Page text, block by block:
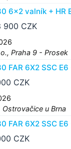
6x2 valník + HR
900 CZK
Praha 9 - Prosek
FAR 6X2 SSC E6
CZK
Ostrovačice u Brna
FAR 6X2 SSC E6
CZK